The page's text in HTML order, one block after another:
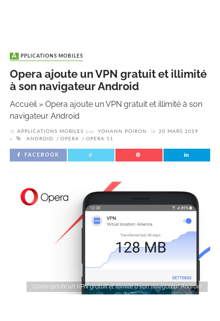
APPLICATIONS MOBILES
Opera ajoute un VPN gratuit et illimité
à son navigateur Android
Accueil» Opera ajoute un VPN gratuit et illimité à son
navigateur Android
APPLICATIONS MOBILES par YOHANN POIRON le
20 MARS 2019
ANDROID
OPERA OPERA 51
FACEBOOK
Opera ajoute un VPN gratuit et illimité à son navigateur Android